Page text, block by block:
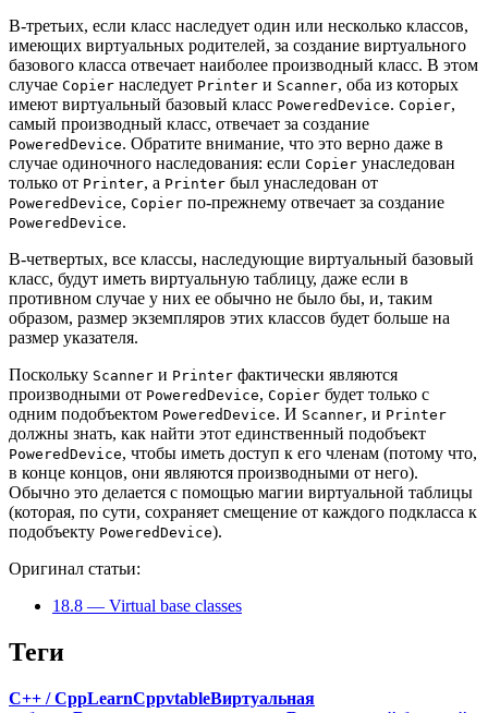
В-третьих, если класс наследует один или несколько классов,
имеющих виртуальных родителей, за создание виртуального
базового класса отвечает наиболее производный класс. В этом
случае Copier наследует Printer и Scanner, оба из которых
имеют виртуальный базовый класс PoweredDevice. Copier,
самый производный класс, отвечает за создание
PoweredDevice. Обратите внимание, что это верно даже в
случае одиночного наследования: если Copier унаследован
только от Printer, а Printer был унаследован от
PoweredDevice, Copier по-прежнему отвечает за создание
PoweredDevice.
В-четвертых, все классы, наследующие виртуальный базовый
класс, будут иметь виртуальную таблицу, даже если в
противном случае у них ее обычно не было бы, и, таким
образом, размер экземпляров этих классов будет больше на
размер указателя.
Поскольку Scanner и Printer фактически являются
производными от PoweredDevice, Copier будет только с
одним подобъектом PoweredDevice. И Scanner, и Printer
должны знать, как найти этот единственный подобъект
PoweredDevice, чтобы иметь доступ к его членам (потому что,
в конце концов, они являются производными от него).
Обычно это делается с помощью магии виртуальной таблицы
(которая, по сути, сохраняет смещение от каждого подкласса к
подобъекту PoweredDevice).
Оригинал статьи:
18.8 — Virtual base classes
Теги
C++ / CppLearnCppvtableВиртуальная